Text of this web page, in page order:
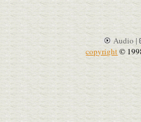
Audio |
copyright©